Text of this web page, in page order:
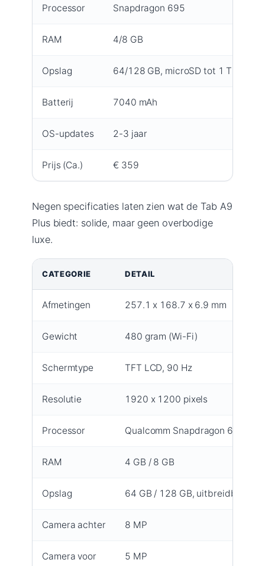
Processor Snapdragon 695
RAM 4/8 GB
Opslag 64/128 GB, microSD tot 1 TB
Batterij 7040 mAh
OS-updates 2-3 jaar
Prijs (Ca.) € 359
Negen specificaties laten zien wat de Tab A9
Plus biedt: solide, maar geen overbodige
luxe.
CATEGORIE DETAIL
Afmetingen 257.1 x 168.7 x 6.9 mm
Gewicht 480 gram (Wi-Fi)
Schermtype TFT LCD, 90 Hz
Resolutie 1920 x 1200 pixels
Processor Qualcomm Snapdragon 695
RAM 4 GB / 8 GB
Opslag 64 GB / 128 GB, uitbreidbaar
Camera achter 8 MP
Camera voor 5 MP